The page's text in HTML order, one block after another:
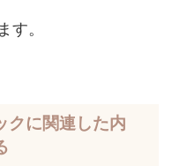
す。
クに関連した内